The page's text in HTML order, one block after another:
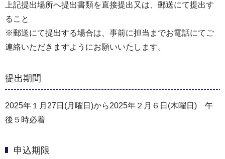
上記提出場所へ提出書類を直接提出又は、郵送にて提出す
ること
※郵送にて提出する場合は、事前に担当までお電話にてご
連絡いただきますようにお願いいたします。
提出期間
2025年１月27日(月曜日)から2025年２月６日(木曜日) 午
後５時必着
申込期限